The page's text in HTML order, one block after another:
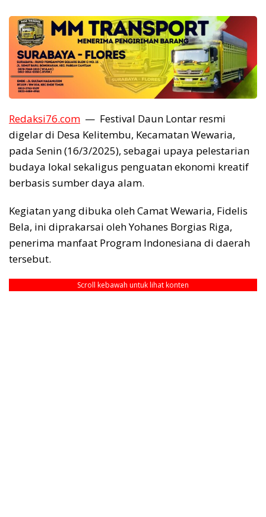
Redaksi76.com — Festival Daun Lontar resmi
digelar di Desa Kelitembu, Kecamatan Wewaria,
pada Senin (16/3/2025), sebagai upaya pelestarian
budaya lokal sekaligus penguatan ekonomi kreatif
berbasis sumber daya alam.
Kegiatan yang dibuka oleh Camat Wewaria, Fidelis
Bela, ini diprakarsai oleh Yohanes Borgias Riga,
penerima manfaat Program Indonesiana di daerah
tersebut.
Scroll kebawah untuk lihat konten